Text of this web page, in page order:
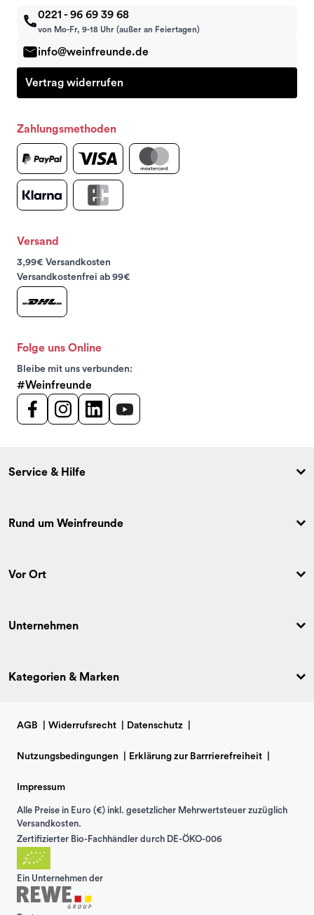
0221 - 96 69 39 68
von Mo-Fr, 9-18 Uhr (außer an Feiertagen)
info@weinfreunde.de
Vertrag widerrufen
Zahlungsmethoden
Versand
3,99€ Versandkosten
Versandkostenfrei ab 99€
Folge uns Online
Bleibe mit uns verbunden:
#Weinfreunde
Service & Hilfe
Rund um Weinfreunde
Vor Ort
Unternehmen
Kategorien & Marken
AGB Widerrufsrecht Datenschutz
Nutzungsbedingungen Erklärung zur Barrrierefreiheit
Impressum
Alle Preise in Euro (€) inkl. gesetzlicher Mehrwertsteuer zuzüglich
Versandkosten.
Zertifizierter Bio-Fachhändler durch DE-ÖKO-006
Ein Unternehmen der